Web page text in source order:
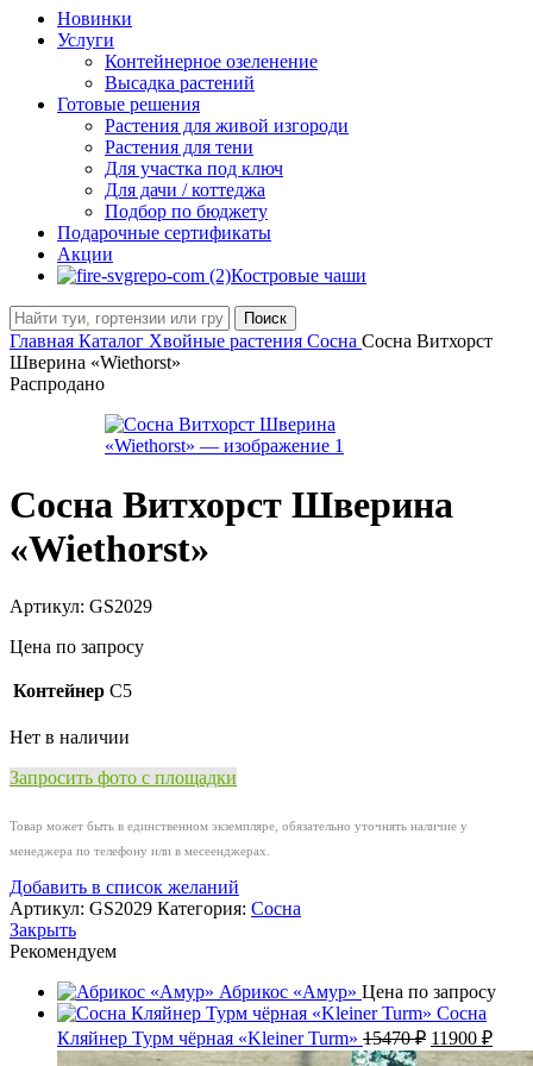
Новинки
Услуги
Контейнерное озеленение
Высадка растений
Готовые решения
Растения для живой изгороди
Растения для тени
Для участка под ключ
Для дачи / коттеджа
Подбор по бюджету
Подарочные сертификаты
Акции
Костровые чаши
Поиск
Главная Каталог Хвойные растения Сосна Сосна Витхорст
Шверина «Wiethorst»
Распродано
Сосна Витхорст Шверина
«Wiethorst»
Артикул: GS2029
Цена по запросу
Контейнер C5
Нет в наличии
Запросить фото с площадки
Товар может быть в единственном экземпляре, обязательно уточнять наличие у
менеджера по телефону или в месеенджерах.
Добавить в список желаний
Артикул: GS2029 Категория: Сосна
Закрыть
Рекомендуем
Абрикос «Амур» Цена по запросу
Сосна
Кляйнер Турм чёрная «Kleiner Turm» 15470₽
цена
11900 ₽
цена: